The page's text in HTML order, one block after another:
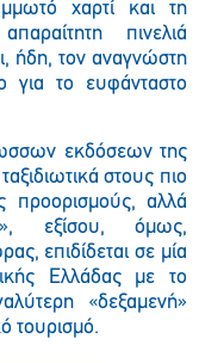
χαρτί και τη
πινελιά
ήδη, τον αναγνώστη
το ευφάνταστο
εκδόσεων της
στους πιο
προορισμούς, αλλά
εξίσου, όμως,
επιδίδεται σε μία
Ελλάδας με το
«δεξαμενή»
τουρισμό.